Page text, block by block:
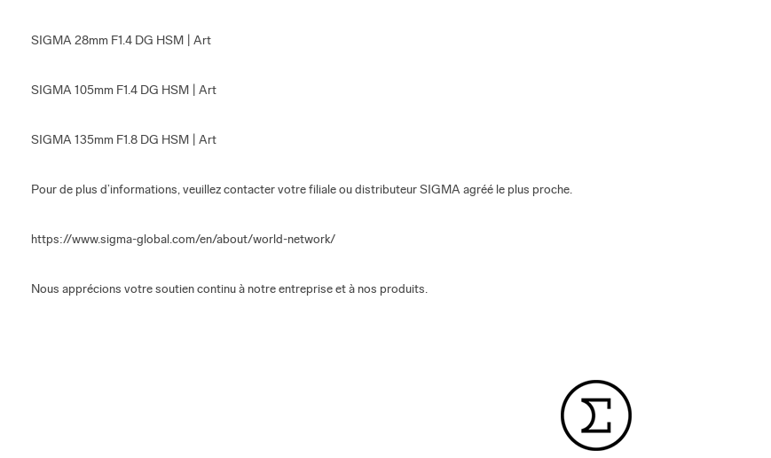
SIGMA 28mm F1.4 DG HSM | Art
SIGMA 105mm F1.4 DG HSM | Art
SIGMA 135mm F1.8 DG HSM | Art
Pour de plus d’informations, veuillez contacter votre filiale ou distributeur SIGMA agréé le plus proche.
https://www.sigma-global.com/en/about/world-network/
Nous apprécions votre soutien continu à notre entreprise et à nos produits.